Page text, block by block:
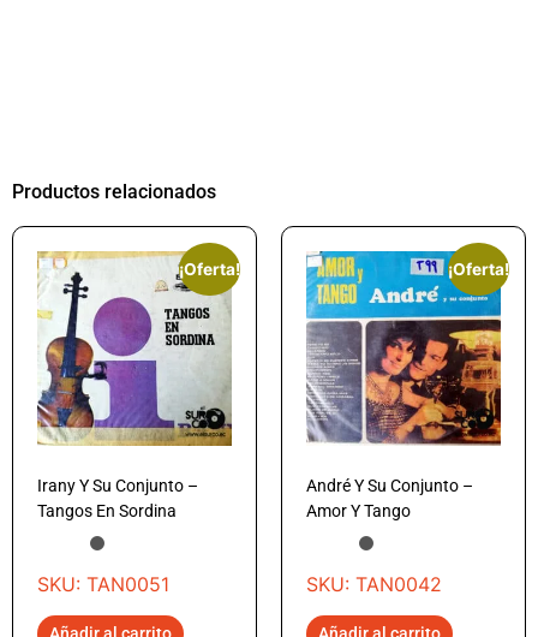
Productos relacionados
¡Oferta!
Irany Y Su Conjunto –
Tangos En Sordina
SKU: TAN0051
¡Oferta!
André Y Su Conjunto –
Amor Y Tango
SKU: TAN0042